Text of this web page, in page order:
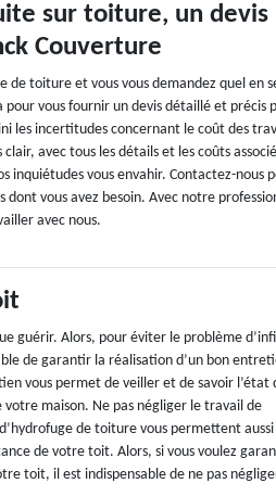
sur toiture, un devis
Couverture
de toiture et vous vous demandez quel en
pour vous fournir un devis détaillé et précis
les incertitudes concernant le coût des
clair, avec tous les détails et les coûts
inquiétudes vous envahir. Contactez-nous
vous avez besoin. Avec notre
avec nous.
guérir. Alors, pour éviter le problème
de garantir la réalisation d’un bon
vous permet de veiller et de savoir l’état
maison. Ne pas négliger le travail de
de toiture vous permettent aussi
de votre toit. Alors, si vous voulez
toit, il est indispensable de ne pas